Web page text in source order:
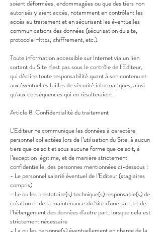
soient déformées, endommagées ou que des tiers non
autorisés y aient accès, notamment en contrôlant les
accès au traitement et en sécurisant les éventuelles
communications des données (sécurisation du site,
protocole Https, chiffrement, etc.).
Toute information accessible sur Internet via un lien
sortant du Site n'est pas sous le contrôle de l’Editeur,
qui décline toute responsabilité quant à son contenu et
aux éventuelles failles de sécurité informatiques, ainsi
qu’aux conséquences qui en résulteraient.
Article 8. Confidentialité du traitement
L’Editeur ne communique les données à caractère
personnel collectées lors de l’utilisation du Site, à aucun
tiers que ce soit et sous aucune forme que ce soit, à
l’exception légitime, et de manière strictement
confidentielle, des personnes mentionnées ci-dessous :
- Le personnel salarié éventuel de l’Editeur (stagiaires
compris)
- Le ou les prestataire(s) technique(s) responsable(s) de
création et de la maintenance du Site d’une part, et de
l’hébergement des données d’autre part, lorsque cela est
strictement nécessaire